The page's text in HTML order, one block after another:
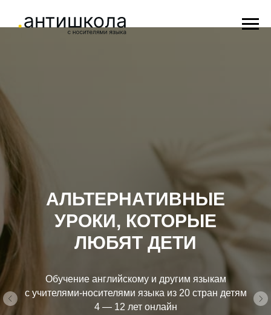
АЛЬТЕРНАТИВНЫЕ
УРОКИ, КОТОРЫЕ
ЛЮБЯТ ДЕТИ
Обучение английскому и другим языкам
с учителями-носителями языка из 20 стран детям
4 — 12 лет онлайн